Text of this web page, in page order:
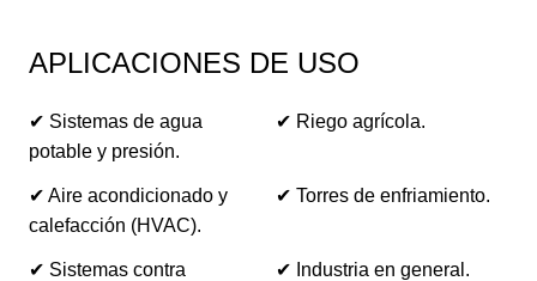
APLICACIONES DE USO
✔ Sistemas de agua
potable y presión.
✔ Riego agrícola.
✔ Aire acondicionado y
calefacción (HVAC).
✔ Torres de enfriamiento.
✔ Sistemas contra
✔ Industria en general.